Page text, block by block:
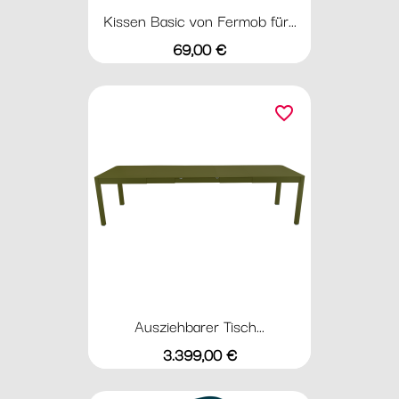
Kissen Basic von Fermob für...
Preis
69,00 €
Ausziehbarer Tisch...
Preis
3.399,00 €
favorite_border